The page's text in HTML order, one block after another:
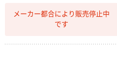
メーカー都合により販売停止中
です